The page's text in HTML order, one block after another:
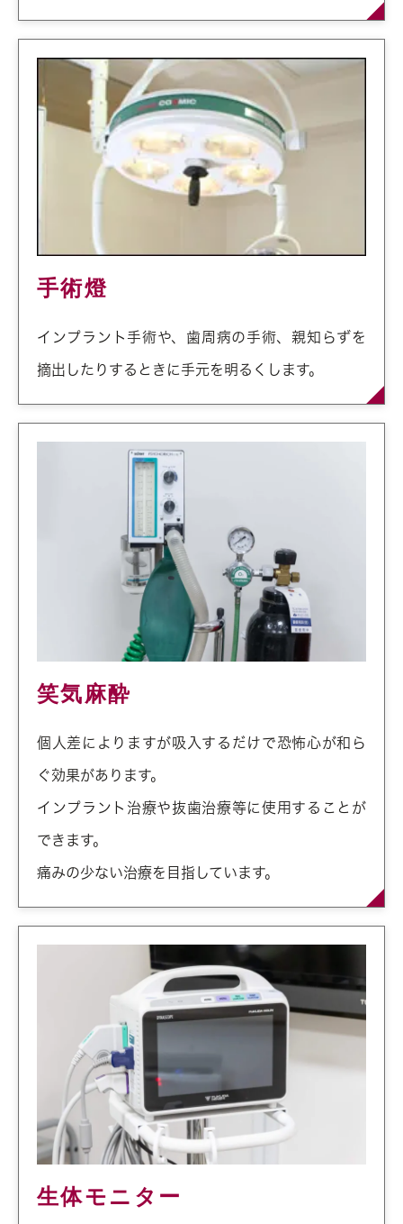
手術燈
インプラント手術や、歯周病の手術、親知らずを
摘出したりするときに手元を明るくします。
笑気麻酔
個人差によりますが吸入するだけで恐怖心が和ら
ぐ効果があります。
インプラント治療や抜歯治療等に使用することが
できます。
痛みの少ない治療を目指しています。
生体モニター